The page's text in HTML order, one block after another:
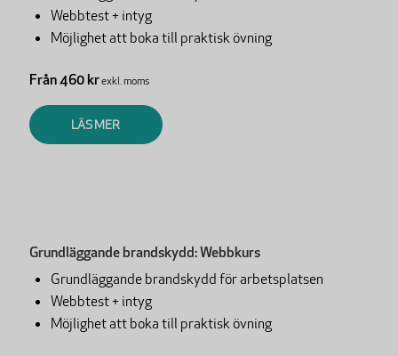
Webbtest + intyg
Möjlighet att boka till praktisk övning
Från 460 krexkl. moms
LÄS MER
Grundläggande brandskydd: Webbkurs
Grundläggande brandskydd för arbetsplatsen
Webbtest + intyg
Möjlighet att boka till praktisk övning